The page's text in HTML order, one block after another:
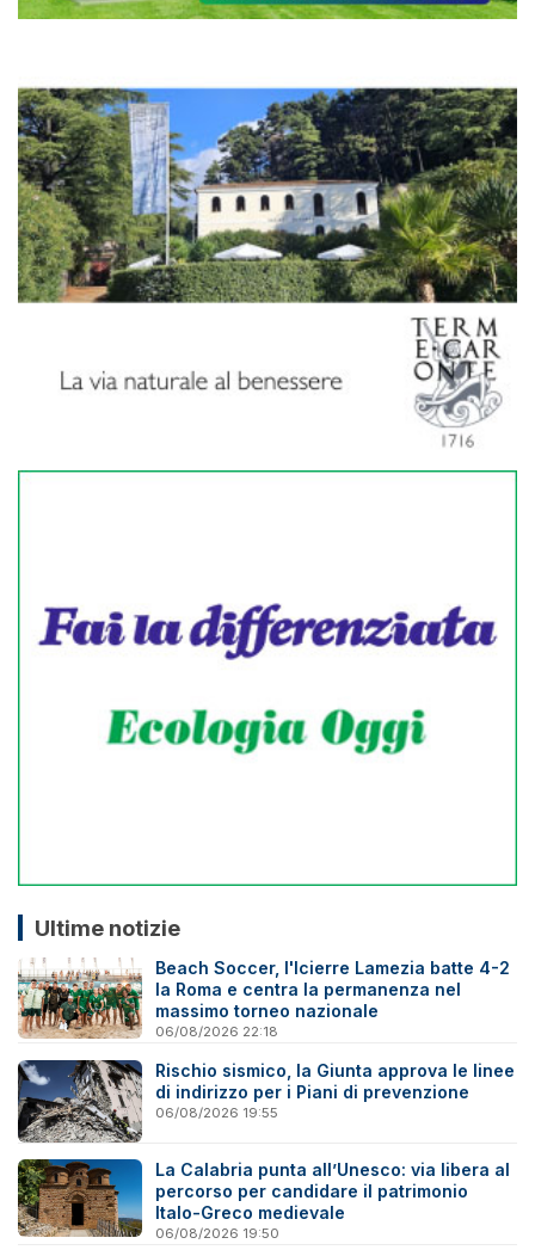
Ultime notizie
Beach Soccer, l'Icierre Lamezia batte 4-2
la Roma e centra la permanenza nel
massimo torneo nazionale
06/08/2026 22:18
Rischio sismico, la Giunta approva le linee
di indirizzo per i Piani di prevenzione
06/08/2026 19:55
La Calabria punta all’Unesco: via libera al
percorso per candidare il patrimonio
Italo-Greco medievale
06/08/2026 19:50